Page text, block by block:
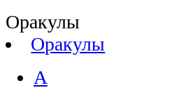
Оракулы
Оракулы
A